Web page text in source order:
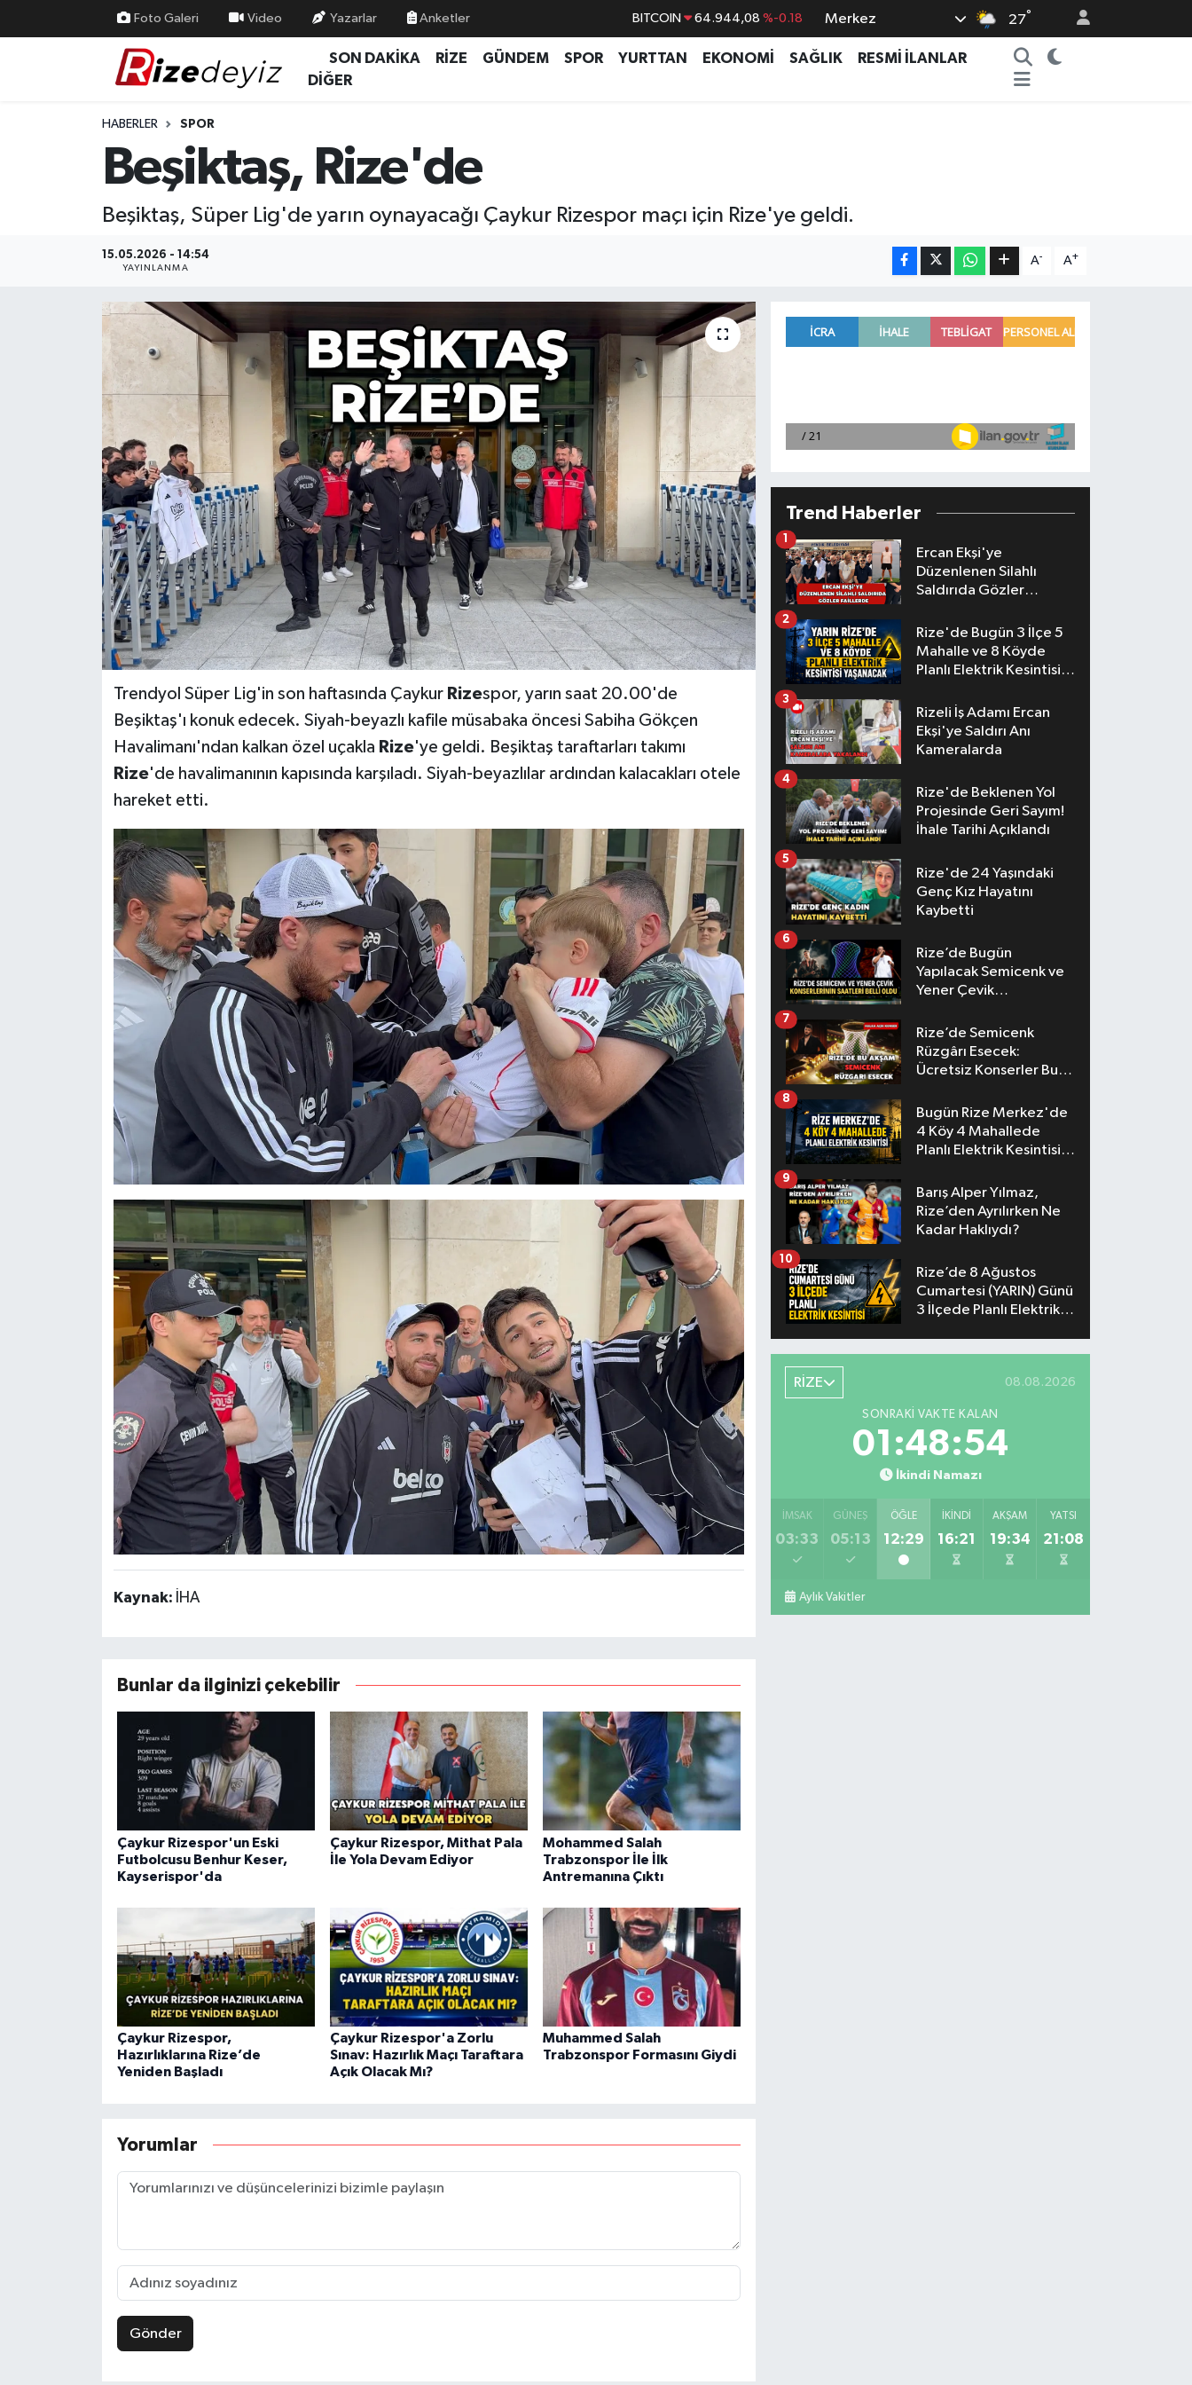
Foto Galeri Video Yazarlar Anketler DOLAR 47,7436 %0.18
EURO 55,2510 %0.32
Merkez 27°
SON DAKİKA RİZE GÜNDEM SPOR YURTTAN EKONOMİ SAĞLIK
RESMİ İLANLAR
DİĞER
HABERLER SPOR
Beşiktaş, Rize'de
Beşiktaş, Süper Lig'de yarın oynayacağı Çaykur Rizespor maçı için Rize'ye geldi.
15.05.2026 - 14:54
YAYINLANMA
A- A+
Trendyol Süper Lig'in son haftasında Çaykur Rizespor, yarın saat 20.00'de
Beşiktaş'ı konuk edecek. Siyah-beyazlı kafile müsabaka öncesi Sabiha Gökçen
Havalimanı'ndan kalkan özel uçakla Rize'ye geldi. Beşiktaş taraftarları takımı
Rize'de havalimanının kapısında karşıladı. Siyah-beyazlılar ardından kalacakları otele
hareket etti.
Kaynak: İHA
Bunlar da ilginizi çekebilir
Çaykur Rizespor'un Eski
Futbolcusu Benhur Keser,
Kayserispor'da
Çaykur Rizespor, Mithat Pala
İle Yola Devam Ediyor
Mohammed Salah
Trabzonspor İle İlk
Antremanına Çıktı
Çaykur Rizespor,
Hazırlıklarına Rize’de
Yeniden Başladı
Çaykur Rizespor'a Zorlu
Sınav: Hazırlık Maçı Taraftara
Açık Olacak Mı?
Muhammed Salah
Trabzonspor Formasını Giydi
Yorumlar
Gönder
Trend Haberler
Ercan Ekşi'ye
Düzenlenen Silahlı
Saldırıda Gözler
1
Rize'de Bugün 3 İlçe 5
Mahalle ve 8 Köyde
Planlı Elektrik Kesintisi
2
Rizeli İş Adamı Ercan
Ekşi'ye Saldırı Anı
Kameralarda
3
Rize'de Beklenen Yol
Projesinde Geri Sayım!
İhale Tarihi Açıklandı
4
Rize'de 24 Yaşındaki
Genç Kız Hayatını
Kaybetti
5
Rize’de Bugün
Yapılacak Semicenk ve
Yener Çevik
Belli Oldu
6
Rize’de Semicenk
Rüzgârı Esecek:
Ücretsiz Konserler Bu
7
Bugün Rize Merkez'de
4 Köy 4 Mahallede
Planlı Elektrik Kesintisi
8
Barış Alper Yılmaz,
Rize’den Ayrılırken Ne
Kadar Haklıydı?
9
Rize’de 8 Ağustos
Cumartesi (YARIN) Günü
3 İlçede Planlı Elektrik
10
RİZE 08.08.2026
SONRAKI VAKTE KALAN
01:48:53
İkindi Namazı
İMSAK
03:33
GÜNEŞ
05:13
ÖĞLE
12:29
İKINDI
16:21
AKŞAM
19:34
YATSI
21:08
Aylık Vakitler
Yurttan Haberler
Teknoloji
Rize Nöbetçi Eczaneler
Rize Trafik Yoğunluk Haritası
Tüm Manşetler
Haber Arşivi